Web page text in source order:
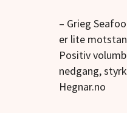
– Grieg
er lite
Positiv
nedgang,
Hegnar.no